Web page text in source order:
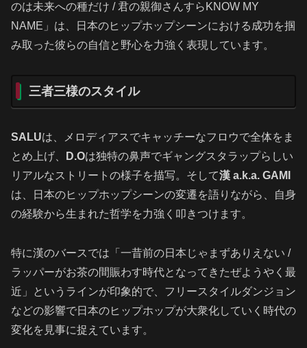
のは未来への種だけ / 君の親御さんすらKNOW MY
NAME」は、日本のヒップホップシーンにおける成功を掴
み取った彼らの自信と野心を力強く表現しています。
三者三様のスタイル
SALUは、メロディアスでキャッチーなフロウで全体をま
とめ上げ、
D.Oは独特の鼻声でギャングスタラップらしい
リアルなストリートの様子を描写。そして漢 a.k.a. GAMI
は、日本のヒップホップシーンの変遷を語りながら、自身
の経験から生まれた哲学を力強く叩きつけます。
特に漢のバースでは「一昔前の日本じゃまずありえない /
ラッパーがお茶の間賑わす時代となってきたぜようやく最
近」というラインが印象的で、フリースタイルダンジョン
などの影響で日本のヒップホップが大衆化していく時代の
変化を見事に捉えています。